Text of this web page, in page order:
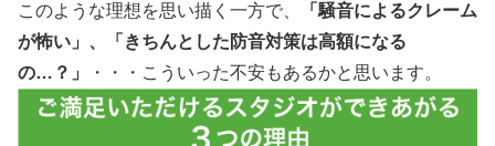
このような理想を思い描く一方で、
「騒音によるクレーム
が怖い」、「きちんとした防音対策は高額になる
の…？」
・・・こういった不安もあるかと思います。